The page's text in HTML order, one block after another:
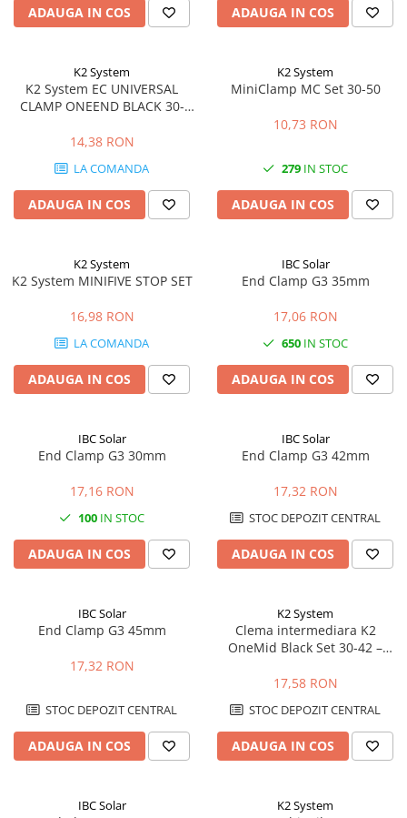
ADAUGA IN COS ADAUGA IN COS
K2 System
K2 System EC UNIVERSAL
CLAMP ONEEND BLACK 30-
14,38 RON
LA COMANDA
ADAUGA IN COS
K2 System
MiniClamp MC Set 30-50
10,73 RON
279 IN STOC
ADAUGA IN COS
K2 System
K2 System MINIFIVE STOP SET
16,98 RON
LA COMANDA
ADAUGA IN COS
IBC Solar
End Clamp G3 35mm
17,06 RON
650 IN STOC
ADAUGA IN COS
IBC Solar
End Clamp G3 30mm
17,16 RON
100 IN STOC
ADAUGA IN COS
IBC Solar
End Clamp G3 42mm
17,32 RON
STOC DEPOZIT CENTRAL
ADAUGA IN COS
IBC Solar
End Clamp G3 45mm
17,32 RON
STOC DEPOZIT CENTRAL
ADAUGA IN COS
K2 System
Clema intermediara K2
OneMid Black Set 30-42 –
negru
17,58 RON
STOC DEPOZIT CENTRAL
ADAUGA IN COS
IBC Solar K2 System